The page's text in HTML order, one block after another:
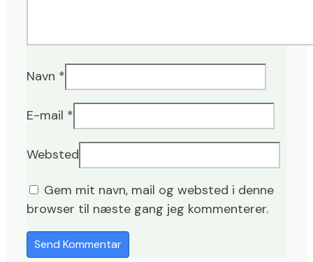
Navn *
E-mail *
Websted
Gem mit navn, mail og websted i denne
browser til næste gang jeg kommenterer.